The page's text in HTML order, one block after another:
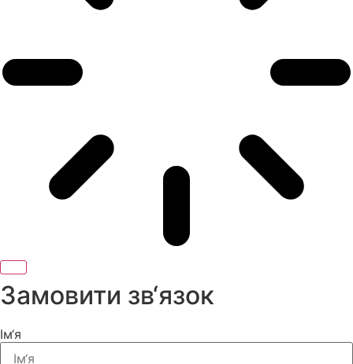
Замовити зв‘язок
Ім‘я